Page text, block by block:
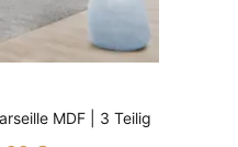
MDF | 3 Teilig